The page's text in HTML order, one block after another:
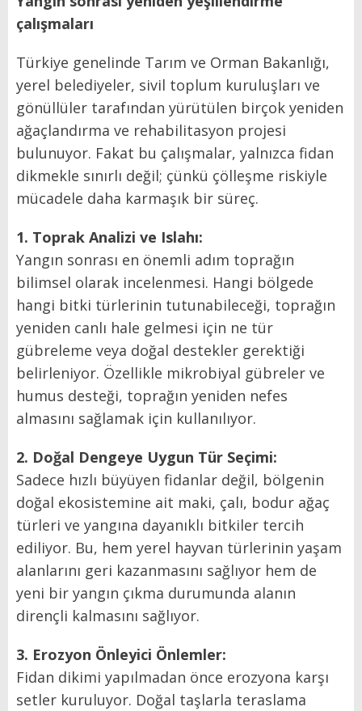
çalışmaları
Türkiye genelinde Tarım ve Orman Bakanlığı,
yerel belediyeler, sivil toplum kuruluşları ve
gönüllüler tarafından yürütülen birçok yeniden
ağaçlandırma ve rehabilitasyon projesi
bulunuyor. Fakat bu çalışmalar, yalnızca fidan
dikmekle sınırlı değil; çünkü çölleşme riskiyle
mücadele daha karmaşık bir süreç.
1. Toprak Analizi ve Islahı:
Yangın sonrası en önemli adım toprağın
bilimsel olarak incelenmesi. Hangi bölgede
hangi bitki türlerinin tutunabileceği, toprağın
yeniden canlı hale gelmesi için ne tür
gübreleme veya doğal destekler gerektiği
belirleniyor. Özellikle mikrobiyal gübreler ve
humus desteği, toprağın yeniden nefes
almasını sağlamak için kullanılıyor.
2. Doğal Dengeye Uygun Tür Seçimi:
Sadece hızlı büyüyen fidanlar değil, bölgenin
doğal ekosistemine ait maki, çalı, bodur ağaç
türleri ve yangına dayanıklı bitkiler tercih
ediliyor. Bu, hem yerel hayvan türlerinin yaşam
alanlarını geri kazanmasını sağlıyor hem de
yeni bir yangın çıkma durumunda alanın
dirençli kalmasını sağlıyor.
3. Erozyon Önleyici Önlemler:
Fidan dikimi yapılmadan önce erozyona karşı
setler kuruluyor. Doğal taşlarla teraslama